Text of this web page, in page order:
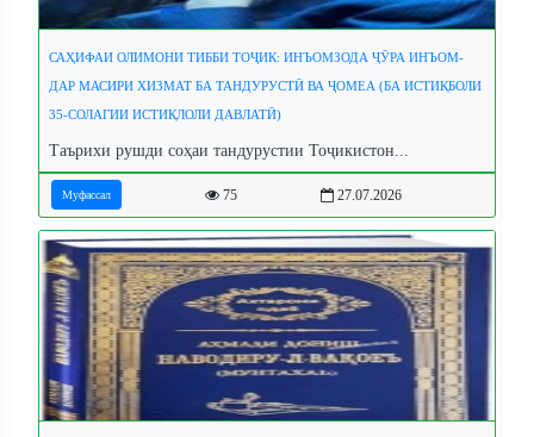
САҲИФАИ ОЛИМОНИ ТИББИ ТОҶИК: ИНЪОМЗОДА ҶӮРА ИНЪОМ-
ДАР МАСИРИ ХИЗМАТ БА ТАНДУРУСТӢ ВА ҶОМЕА (БА ИСТИҚБОЛИ
35-СОЛАГИИ ИСТИҚЛОЛИ ДАВЛАТӢ)
Таърихи рушди соҳаи тандурустии Тоҷикистон...
Муфассал 75 27.07.2026